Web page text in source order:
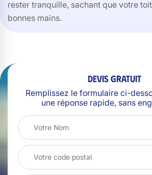
rester tranquille, sachant que votre
bonnes mains.
Devis gratuit
Remplissez le formulaire ci-
une réponse rapide, sans